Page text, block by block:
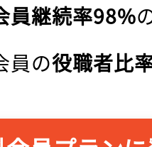
員継続率98%
員の役職者比